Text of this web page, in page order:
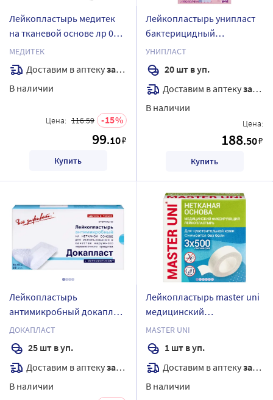
Лейкопластырь медитек
на тканевой основе лр 005
3х500 см
МЕДИТЕК
Доставим в аптекузавтра
В наличии
Цена: 116.59 15
99.10₽
Купить
Лейкопластырь унипласт
бактерицидный
единороги 20 шт.
УНИПЛАСТ
20 шт в уп.
Доставим в аптекузавтра
В наличии
Цена:
188.50₽
Купить
Лейкопластырь
антимикробный докапласт
8х15 см 25 шт./с
мирамистином
ДОКАПЛАСТ
25 шт в уп.
Доставим в аптекузавтра
В наличии
Лейкопластырь master uni
медицинский
фиксирующий на нетканой
основе 3x500 см
MASTER UNI
1 шт в уп.
Доставим в аптекузавтра
В наличии